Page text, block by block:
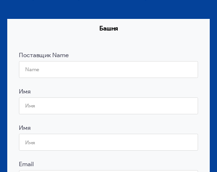
Башня
Поставщик Name
Имя
Имя
Email